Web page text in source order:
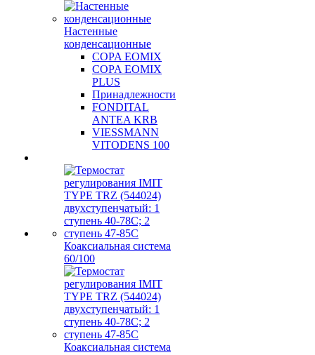
Настенные
конденсационные
COPA EOMIX
COPA EOMIX
PLUS
Принадлежности
FONDITAL
ANTEA KRB
VIESSMANN
VITODENS 100
Коаксиальная система
60/100
Коаксиальная система